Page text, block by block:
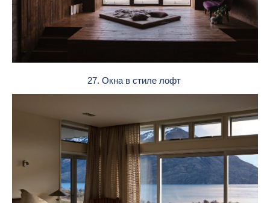
27. Окна в стиле лофт